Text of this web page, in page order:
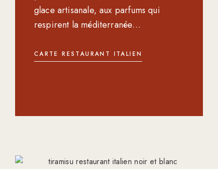
glace artisanale, aux parfums qui
respirent la méditerranée…
CARTE RESTAURANT ITALIEN